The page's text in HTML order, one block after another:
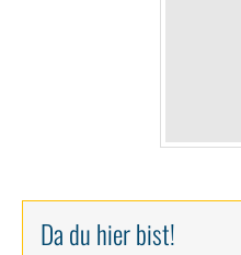
Da du hier bist!